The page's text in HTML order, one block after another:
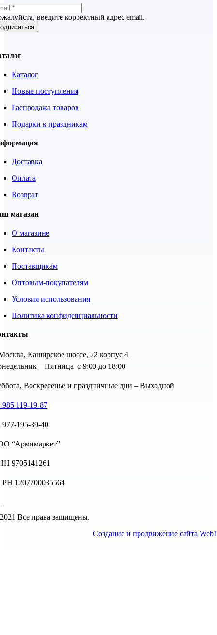
введите корректный адрес email.
Каталог
Новые поступления
Распродажа товаров
Подарки к праздникам
Доставка
Оплата
Возврат
магазин
О магазине
Контакты
Поставщикам
Оптовым-покупателям
Условия использования
Политика конфиденциальности
Каширское шоссе, 22 корпус 4
– Пятница с 9:00 до 18:00
Воскресенье и праздничные дни – Выходной
985 119-19-87
977-195-39-40
“Армимаркет”
9705141261
1207700035564
Все права защищены.
Создание и продвижение сайта